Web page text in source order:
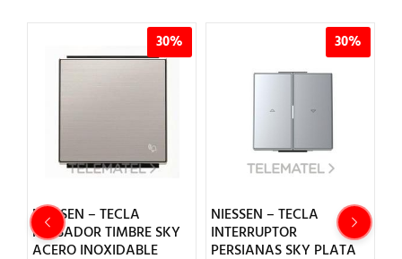
30%
NIESSEN – TECLA
PULSADOR TIMBRE SKY
ACERO INOXIDABLE
30%
NIESSEN – TECLA
INTERRUPTOR
PERSIANAS SKY PLATA